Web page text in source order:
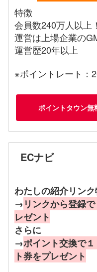
特徴
会員数240万人以上！
運営は上場企業の
運営歴20年以上
※ポイントレート：
ポイントタウン無
ECナビ
わたしの紹介リン
→ リンクから登録
レゼント
さらに
→ポイント交換で
ト券をプレゼント